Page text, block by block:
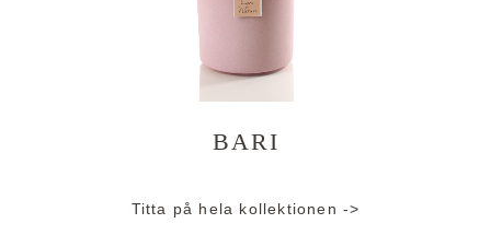
BARI
Titta på hela kollektionen ->